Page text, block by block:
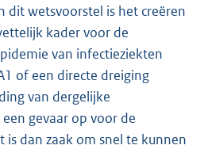
dit wetsvoorstel is het creëren
kader voor de
van infectieziekten
of een directe dreiging
van dergelijke
gevaar op voor de
is dan zaak om snel te kunnen